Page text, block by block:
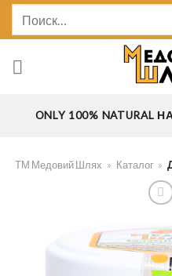
Skip
ONLY 100%
ТМ Медовий Шлях » Каталог »